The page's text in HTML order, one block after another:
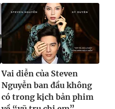
Vai diễn của Steven
Nguyễn ban đầu không
có trong kịch bản phim